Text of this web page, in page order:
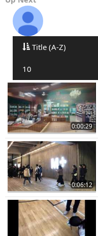
Title (A-Z)
10
0:00:29
0:06:12